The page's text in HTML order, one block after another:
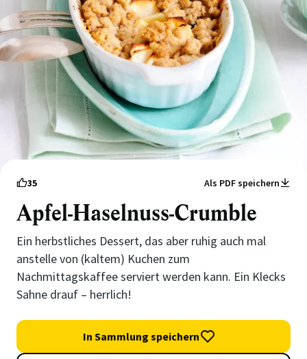
35 Als PDF speichern
Apfel-Haselnuss-Crumble
Ein herbstliches Dessert, das aber ruhig auch mal
anstelle von (kaltem) Kuchen zum
Nachmittagskaffee serviert werden kann. Ein Klecks
Sahne drauf – herrlich!
In Sammlung speichern